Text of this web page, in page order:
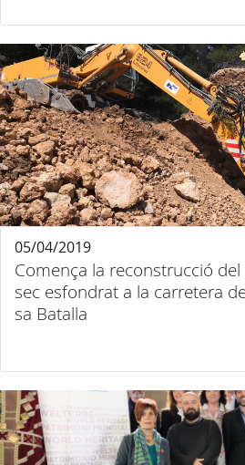
Comença la reconstrucció
sec esfondrat a la carretera
sa Batalla
05/04/2019